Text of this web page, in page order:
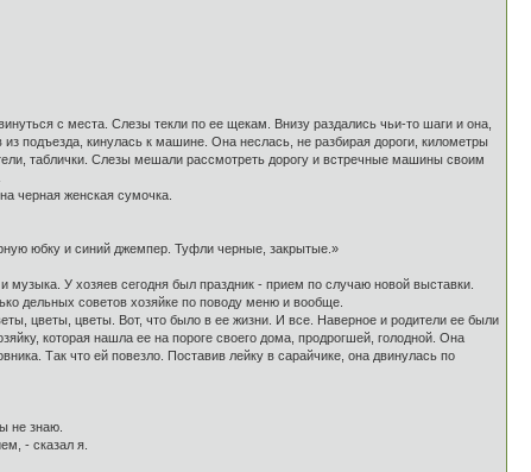
с места. Слезы текли по ее щекам. Внизу раздались чьи-то шаги и она,
подъезда, кинулась к машине. Она неслась, не разбирая дороги, километры
таблички. Слезы мешали рассмотреть дорогу и встречные машины своим
черная женская сумочка.
юбку и синий джемпер. Туфли черные, закрытые.»
У хозяев сегодня был праздник - прием по случаю новой выставки.
дельных советов хозяйке по поводу меню и вообще.
цветы, цветы. Вот, что было в ее жизни. И все. Наверное и родители ее были
которая нашла ее на пороге своего дома, продрогшей, голодной. Она
Так что ей повезло. Поставив лейку в сарайчике, она двинулась по
не знаю.
- сказал я.